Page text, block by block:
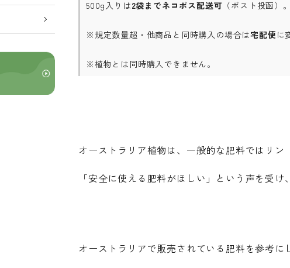
500g入りは2袋までネコポス配送可 （ポスト投函）。
※規定数量超・他商品と同時購入の場合は宅配便 に
※植物とは同時購入できません。
オーストラリア植物は、一般的な肥料ではリン
「安全に使える肥料がほしい」という声を受け、
オーストラリアで販売されている肥料を参考に